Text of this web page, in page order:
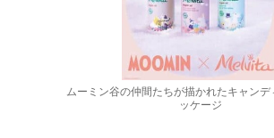
ムーミン谷の仲間たちが描かれたキャン
ッケージ